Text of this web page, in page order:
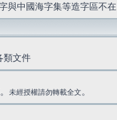
與中國海字集等造字區不
類文件
未經授權請勿轉載全文 。